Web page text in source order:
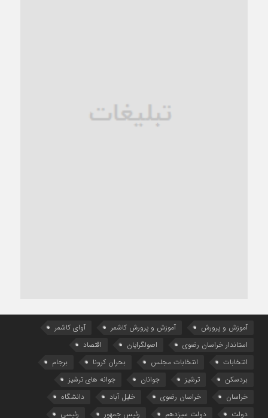
آموزش و پرورش آموزش و پرورش کاشمر
آوای کاشمر
استاندار خراسان رضوی
اصولگرایان
اقتصاد
انتخابات
انتخابات مجلس بحران کرونا
برجام
بردسکن
ترشیز جوانان
جوانه های ترشیز
خراسان
خراسان رضوی خلیل آباد
دانشگاه
دولت
دولت سیزدهم رئیس جمهور رئیسی